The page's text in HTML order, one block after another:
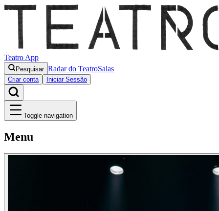
Teatro App
Pesquisar Radar do TeatroSalas
Criar conta Iniciar Sessão
Toggle navigation
Menu